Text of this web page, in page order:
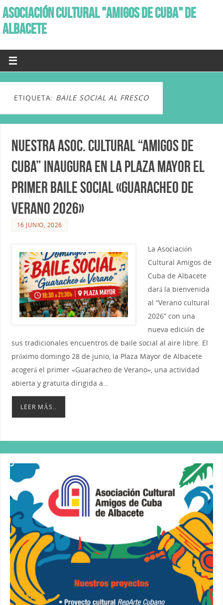
ASOCIACIÓN CULTURAL "AMIGOS DE CUBA" DE
ALBACETE
ETIQUETA: BAILE SOCIAL AL FRESCO
Nuestra Asoc. Cultural “Amigos de
Cuba” inaugura en la Plaza Mayor el
primer Baile social «Guaracheo de
Verano 2026»
16 JUNIO, 2026
La Asociación
Cultural Amigos de
Cuba de Albacete
dará la bienvenida
al “Verano cultural
2026” con una
nueva edición de
sus tradicionales encuentros de baile social al aire libre. El
próximo domingo 28 de junio, la Plaza Mayor de Albacete
acogerá el primer «Guaracheo de Verano», una actividad
abierta y gratuita dirigida a…
LEER MÁS..